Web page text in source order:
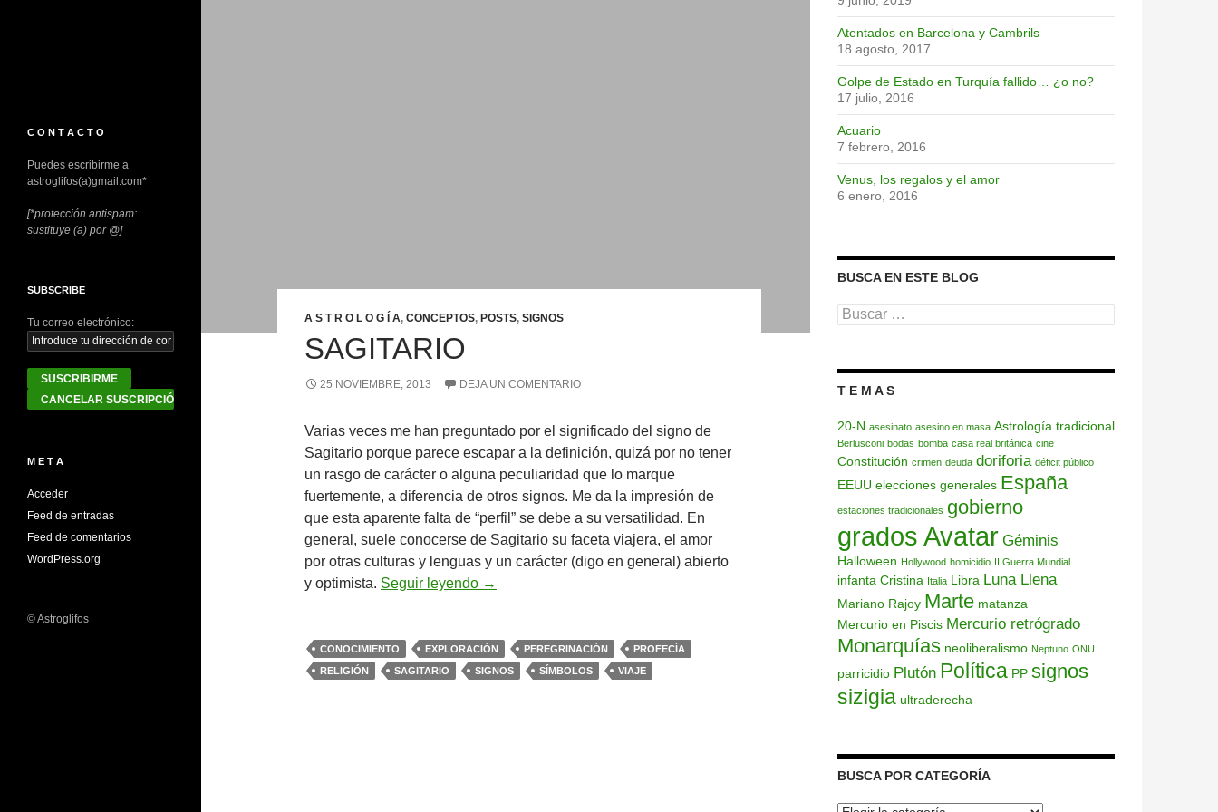
A S T R O L O G Í A, CONCEPTOS, POSTS, SIGNOS
SAGITARIO
25 NOVIEMBRE, 2013 DEJA UN COMENTARIO
Varias veces me han preguntado por el significado del signo de
Sagitario porque parece escapar a la definición, quizá por no tener
un rasgo de carácter o alguna peculiaridad que lo marque
fuertemente, a diferencia de otros signos. Me da la impresión de
que esta aparente falta de “perfil” se debe a su versatilidad. En
general, suele conocerse de Sagitario su faceta viajera, el amor
por otras culturas y lenguas y un carácter (digo en general) abierto
y optimista. Seguir leyendo Sagitario
→
CONOCIMIENTO EXPLORACIÓN PEREGRINACIÓN
PROFECÍA
RELIGIÓN
SAGITARIO SIGNOS SÍMBOLOS VIAJE
Atentados en Barcelona y Cambrils
18 agosto, 2017
Golpe de Estado en Turquía fallido… ¿o no?
17 julio, 2016
Acuario
7 febrero, 2016
Venus, los regalos y el amor
6 enero, 2016
BUSCA EN ESTE BLOG
Buscar:
T E M A S
20-N asesinato asesino en masa Astrología tradicional
Berlusconi bodas bomba casa real británica cine
Constitución crimen deuda doriforia déficit público
EEUU elecciones generales España
estaciones tradicionales gobierno
grados Avatar Géminis
Halloween Hollywood homicidio II Guerra Mundial
infanta Cristina Italia Libra Luna Llena
Mariano Rajoy Marte matanza
Mercurio en Piscis Mercurio retrógrado
Monarquías neoliberalismo Neptuno ONU
parricidio Plutón Política PP signos
sizigia ultraderecha
BUSCA POR CATEGORÍA
C O N T A C T O
Puedes escribirme a
astroglifos(a)gmail.com*
[*protección antispam:
sustituye (a) por @]
SUBSCRIBE
Tu correo electrónico:
M E T A
Acceder
Feed de entradas
Feed de comentarios
WordPress.org
© Astroglifos